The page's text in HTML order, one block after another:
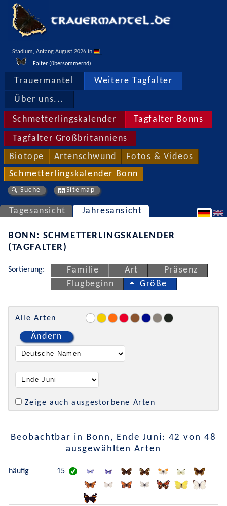
Stadium, Anfang August 2026 in
Falter (übersommernd)
Trauermantel Weitere Tagfalter
Über uns...
Schmetterlingskalender Tagfalter Bonns
Tagfalter Großbritanniens
Biotope Artenschwund Fotos & Videos
Schmetterlingskalender Bonn
Suche Sitemap
Tagesansicht Jahresansicht
BONN: SCHMETTERLINGSKALENDER
(TAGFALTER)
Sortierung: Familie Art
Präsenz
Flugbeginn
Größe
Alle Arten
Ändern
Zeige auch ausgestorbene Arten
Beobachtbar in Bonn, Ende Juni: 42 von 48
ausgewählten Arten
häufig 15